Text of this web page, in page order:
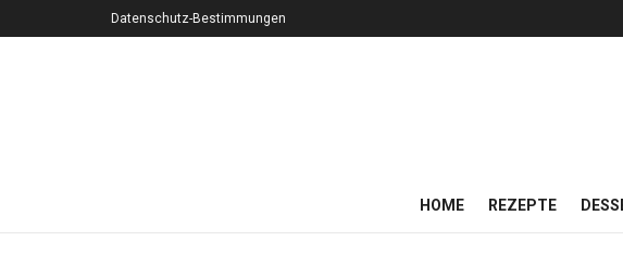
Datenschutz-Bestimmungen
HOME REZEPTE